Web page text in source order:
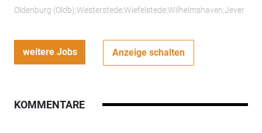
Oldenburg (Oldb);Westerstede;Wiefelstede;Wilhelmshaven;Jever
weitere Jobs Anzeige schalten
KOMMENTARE